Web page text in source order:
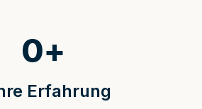
Erfahrung
0+